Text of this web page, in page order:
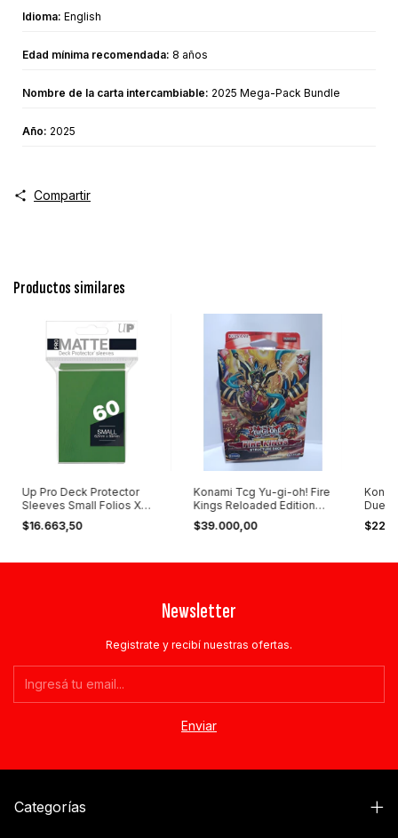
Idioma: English
Edad mínima recomendada: 8 años
Nombre de la carta intercambiable: 2025 Mega-Pack Bundle
Año: 2025
Compartir
Productos similares
Up Pro Deck Protector
Sleeves Small Folios X
60u Varios
$16.663,50
Konami Tcg Yu-gi-oh! Fire
Kings Reloaded Edition
Inglés
$39.000,00
Newsletter
Registrate y recibí nuestras ofertas.
Categorías